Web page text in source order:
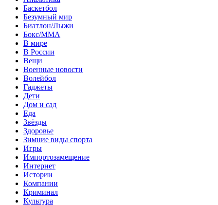
Баскетбол
Безумный мир
Биатлон/Лыжи
Бокс/MMA
В мире
В России
Вещи
Военные новости
Волейбол
Гаджеты
Дети
Дом и сад
Еда
Звёзды
Здоровье
Зимние виды спорта
Игры
Импортозамещение
Интернет
Истории
Компании
Криминал
Культура